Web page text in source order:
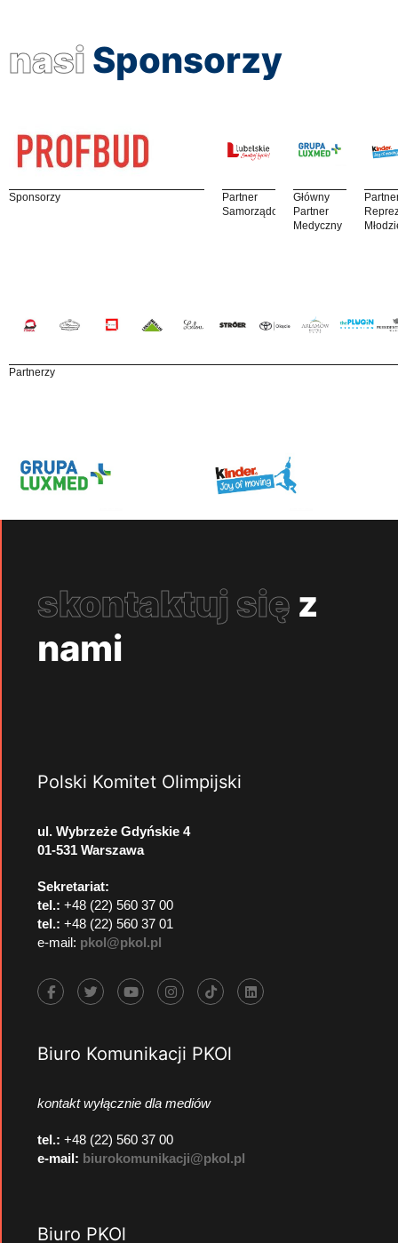
nasi Sponsorzy
Sponsorzy
Partner
Samorządowy
Główny
Partner
Medyczny
Partnerzy
skontaktuj się z
nami
Polski Komitet Olimpijski
ul. Wybrzeże Gdyńskie 4
01-531 Warszawa
Sekretariat:
tel.: +48 (22) 560 37 00
tel.: +48 (22) 560 37 01
e-mail: pkol@pkol.pl
Biuro Komunikacji PKOl
kontakt wyłącznie dla mediów
tel.: +48 (22) 560 37 00
e-mail: biurokomunikacji@pkol.pl
Biuro PKOl